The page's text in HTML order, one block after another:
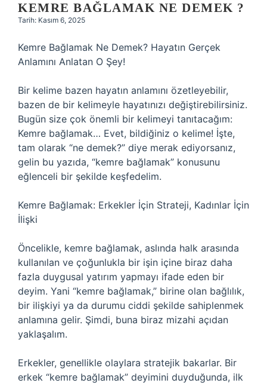
KEMRE BAĞLAMAK NE DEMEK ?
Tarih: Kasım 6, 2025
Kemre Bağlamak Ne Demek? Hayatın Gerçek
Anlamını Anlatan O Şey!
Bir kelime bazen hayatın anlamını özetleyebilir,
bazen de bir kelimeyle hayatınızı değiştirebilirsiniz.
Bugün size çok önemli bir kelimeyi tanıtacağım:
Kemre bağlamak… Evet, bildiğiniz o kelime! İşte,
tam olarak “ne demek?” diye merak ediyorsanız,
gelin bu yazıda, “kemre bağlamak” konusunu
eğlenceli bir şekilde keşfedelim.
Kemre Bağlamak: Erkekler İçin Strateji, Kadınlar İçin
İlişki
Öncelikle, kemre bağlamak, aslında halk arasında
kullanılan ve çoğunlukla bir işin içine biraz daha
fazla duygusal yatırım yapmayı ifade eden bir
deyim. Yani “kemre bağlamak,” birine olan bağlılık,
bir ilişkiyi ya da durumu ciddi şekilde sahiplenmek
anlamına gelir. Şimdi, buna biraz mizahi açıdan
yaklaşalım.
Erkekler, genellikle olaylara stratejik bakarlar. Bir
erkek “kemre bağlamak” deyimini duyduğunda, ilk